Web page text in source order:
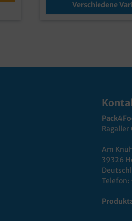
Verschiedene
Ragaller
Am
39326
Telefon: